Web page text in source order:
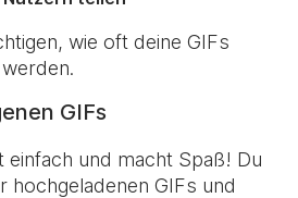
wie oft deine GIFs
GIFs
einfach und macht Spaß! Du
hochgeladenen GIFs und